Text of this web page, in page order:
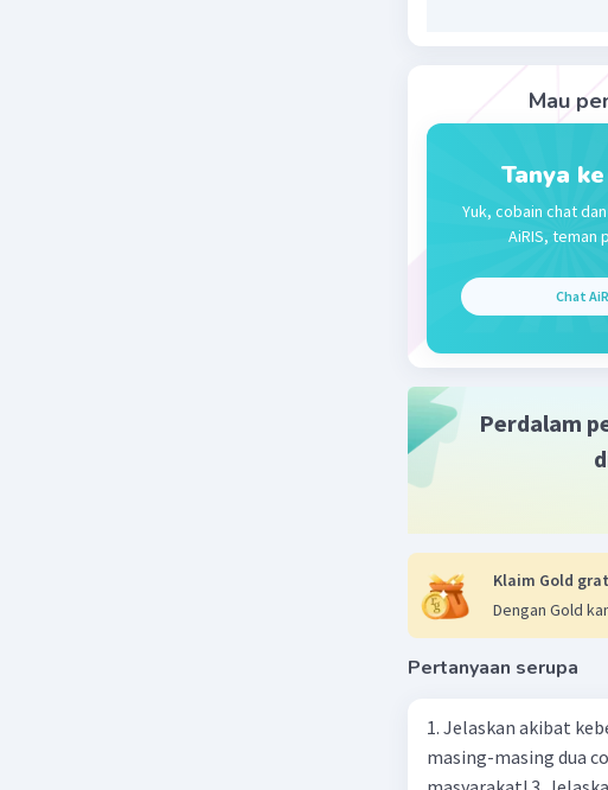
Mau
Tanya
Yuk, cobain chat
AiRIS, teman
Chat
Perdalam
Klaim Gold
Dengan Gold
Pertanyaan serupa
1. Jelaskan akibat
masing-masing dua